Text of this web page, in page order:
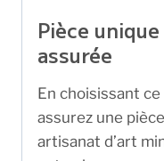
Pièce
assurée
En choisissant
assurez une
artisanat d’art